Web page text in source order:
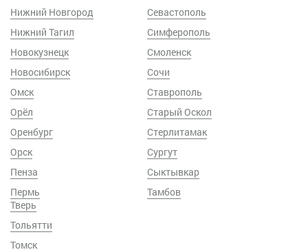
Нижний Новгород
Нижний Тагил
Новокузнецк
Новосибирск
Омск
Орёл
Оренбург
Орск
Пенза
Пермь
Севастополь
Симферополь
Смоленск
Сочи
Ставрополь
Старый Оскол
Стерлитамак
Сургут
Сыктывкар
Тамбов
Тверь
Тольятти
Томск